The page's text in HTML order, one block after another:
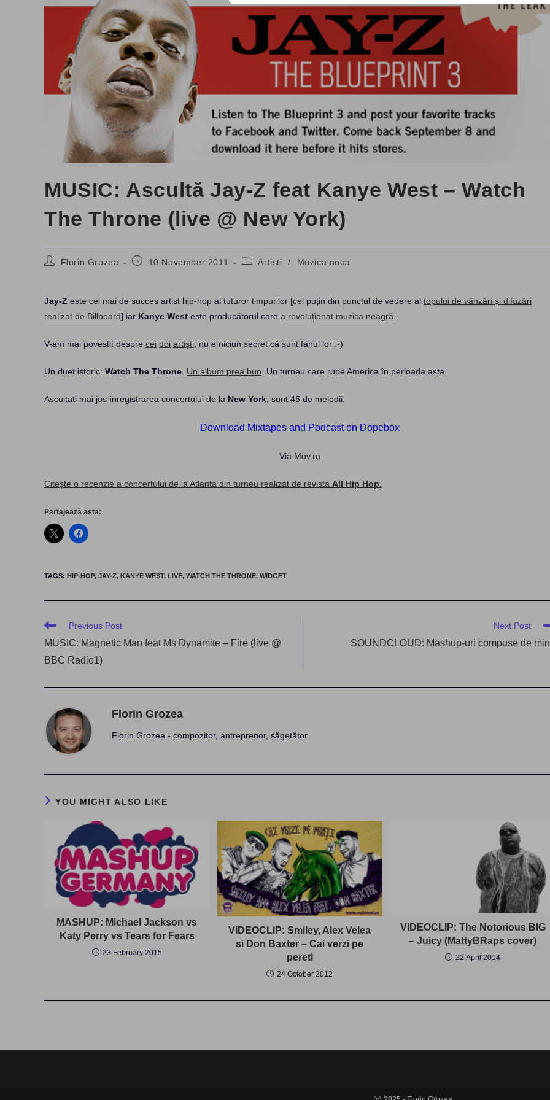
MUSIC: Ascultă Jay-Z feat Kanye West – Watch
The Throne (live @ New York)
PostFlorin Grozea
Post10 November 2011
PostArtisti / Muzica noua
Jay-Z este cel mai de succes artist hip-hop al tuturor timpurilor [cel puțin din punctul de vedere al topului de vânzări și difuzări
realizat de Billboard] iar Kanye West este producătorul care a revoluționat muzica neagră
V-am mai povestit despre cei doi artiști , nu e niciun secret că sunt fanul lor :-)
Un duet istoric: Watch The Throne Un album prea bun . Un turneu care rupe America în perioada asta.
Ascultați mai jos înregistrarea concertului de la New York , sunt 45 de melodii:
Download Mixtapes and Podcast on Dopebox
Via Mov.ro
Citește o recenzie a concertului de la Atlanta din turneu realizat de revista All Hip Hop
Partajează asta:
TAGS: HIP-HOP, JAY-Z, KANYE WEST, LIVE, WATCH THE THRONE, WIDGET
Read
articles
Previous Post
MUSIC: Magnetic Man feat Ms Dynamite – Fire (live @
BBC Radio1)
Next Post
SOUNDCLOUD: Mashup-uri compuse de
Florin Grozea
Florin Grozea - compozitor, antreprenor, săgetător.
YOU MIGHT ALSO LIKE
MASHUP: Michael Jackson vs
Katy Perry vs Tears for Fears
23 February 2015
VIDEOCLIP: Smiley, Alex Velea
si Don Baxter – Cai verzi pe
pereti
24 October 2012
VIDEOCLIP: The Notorious BIG
– Juicy (MattyBRaps cover)
22 April 2014